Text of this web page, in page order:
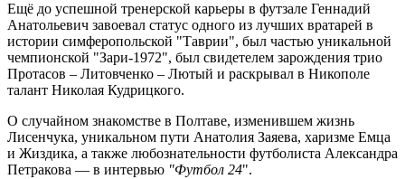
Ещё до успешной тренерской карьеры в футзале Геннадий
Анатольевич завоевал статус одного из лучших вратарей в
истории симферопольской "Таврии", был частью уникальной
чемпионской "Зари-1972", был свидетелем зарождения трио
Протасов – Литовченко – Лютый и раскрывал в Никополе
талант Николая Кудрицкого.
О случайном знакомстве в Полтаве, изменившем жизнь
Лисенчука, уникальном пути Анатолия Заяева, харизме Емца
и Жиздика, а также любознательности футболиста Александра
Петракова — в интервью "Футбол 24".